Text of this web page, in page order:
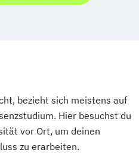
bezieht sich meistens auf
Hier besuchst du
vor Ort, um deinen
zu erarbeiten.